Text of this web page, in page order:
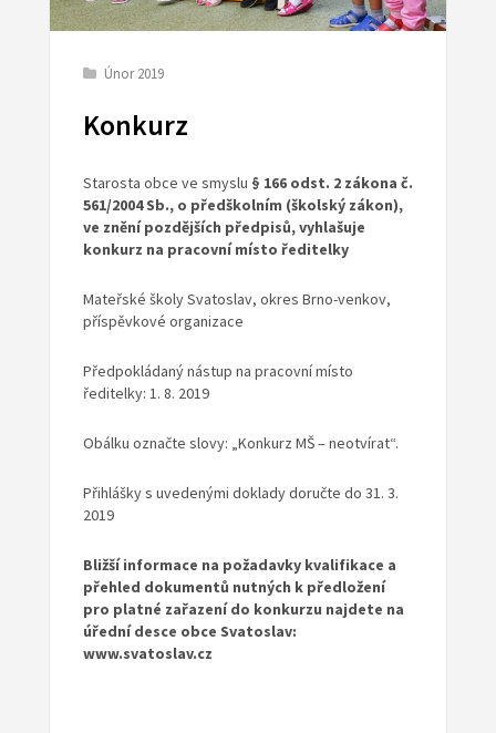
Únor 2019
Konkurz
Starosta obce ve smyslu § 166 odst. 2 zákona č.
561/2004 Sb., o předškolním (školský zákon),
ve znění pozdějších předpisů, vyhlašuje
konkurz na pracovní místo ředitelky
Mateřské školy Svatoslav, okres Brno-venkov,
příspěvkové organizace
Předpokládaný nástup na pracovní místo
ředitelky: 1. 8. 2019
Obálku označte slovy: „Konkurz MŠ – neotvírat“.
Přihlášky s uvedenými doklady doručte do 31. 3.
2019
Bližší informace na požadavky kvalifikace a
přehled dokumentů nutných k předložení
pro platné zařazení do konkurzu najdete na
úřední desce obce Svatoslav:
www.svatoslav.cz